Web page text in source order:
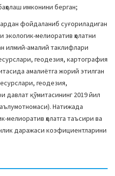
имконини берган;
фойдаланиб суғориладиган
мелиоратив ҳолатни
илмий-амалий таклифлари
геодезия, картография
амалиётга жорий этилган
геодезия,
давлат қўмитасининг 2019 йил
Натижада
мелиоратив ҳолатга таъсири ва
даражаси коэфициентларини